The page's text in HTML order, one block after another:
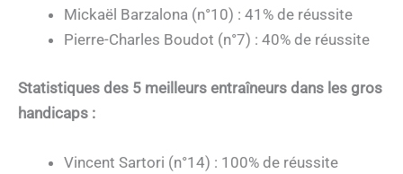
Mickaël Barzalona (n°10) : 41% de réussite
Pierre-Charles Boudot (n°7) : 40% de réussite
Statistiques des 5 meilleurs entraîneurs dans les gros
handicaps :
Vincent Sartori (n°14) : 100% de réussite